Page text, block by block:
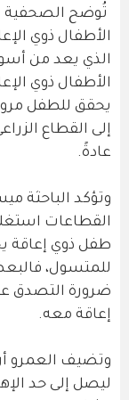
تُوضح الصحفية
الأطفال ذوي
الذي يعد من
الأطفال ذوي
يحقق للطفل
إلى القطاع
عادةً.
وتؤكد الباحثة
القطاعات
طفل ذوي إعاقة
للمتسول،
ضرورة التصدق
إعاقة معه.
وتضيف العمرو
ليصل إلى حد